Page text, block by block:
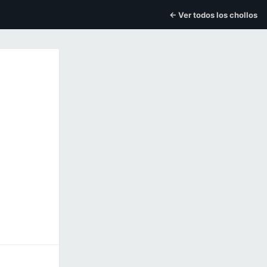
← Ver todos los chollos